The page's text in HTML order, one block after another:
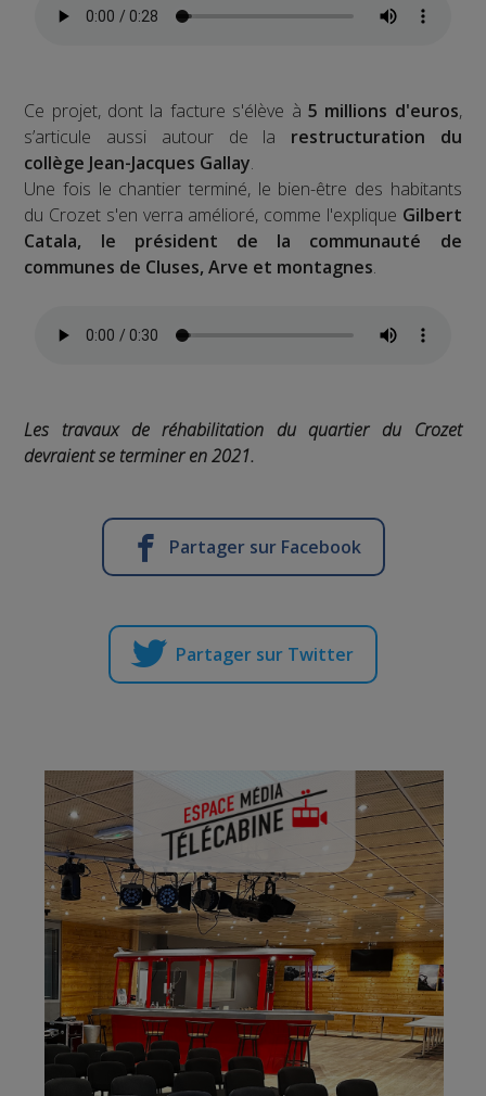
Ce projet, dont la facture s'élève à 5 millions d'euros,
s’articule aussi autour de la restructuration du
collège Jean-Jacques Gallay.
Une fois le chantier terminé, le bien-être des habitants
du Crozet s'en verra amélioré, comme l'explique Gilbert
Catala, le président de la communauté de
communes de Cluses, Arve et montagnes.
Les travaux de réhabilitation du quartier du Crozet
devraient se terminer en 2021.
Partager sur Facebook
Partager sur Twitter